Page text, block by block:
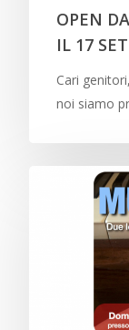
OPEN
IL 17
Cari
noi siamo